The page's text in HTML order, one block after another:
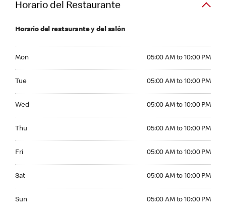
Horario del Restaurante
Horario del restaurante y del salón
Mon 05:00 AM to 10:00 PM
Tue 05:00 AM to 10:00 PM
Wed 05:00 AM to 10:00 PM
Thu 05:00 AM to 10:00 PM
Fri 05:00 AM to 10:00 PM
Sat 05:00 AM to 10:00 PM
Sun 05:00 AM to 10:00 PM